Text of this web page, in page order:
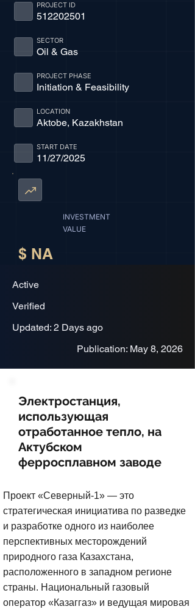
512202501
PROJECT ID
Oil & Gas
SECTOR
Initiation & Feasibility
PROJECT PHASE
Aktobe, Kazakhstan
LOCATION
11/27/2025
START DATE
INVESTMENT
VALUE
$ NA
Active
Verified
Updated: 2 Days ago
Publication: May 8, 2026
Электростанция,
использующая
отработанное тепло, на
Актубском
ферросплавном заводе
Проект «Северный-1» — это
стратегическая инициатива по разведке
и разработке одного из наиболее
перспективных месторождений
природного газа Казахстана,
расположенного в западном регионе
страны. Национальный газовый
оператор «Казаггаз» и ведущая мировая